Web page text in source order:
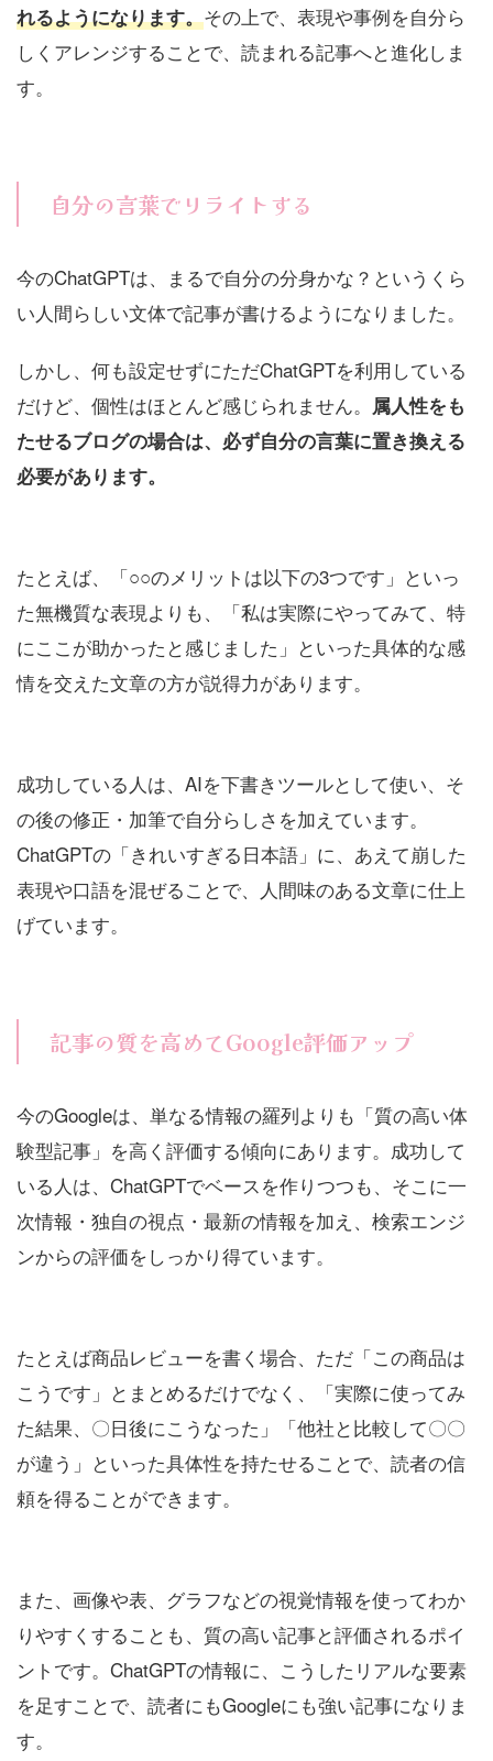
れるようになります。その上で、表現や事例を自分ら
しくアレンジすることで、読まれる記事へと進化しま
す。
自分の言葉でリライトする
今のChatGPTは、まるで自分の分身かな？というくら
い人間らしい文体で記事が書けるようになりました。
しかし、何も設定せずにただChatGPTを利用している
だけど、個性はほとんど感じられません。 属人性をも
たせるブログの場合は、必ず自分の言葉に置き換える
必要があります。
たとえば、「○○のメリットは以下の3つです」といっ
た無機質な表現よりも、「私は実際にやってみて、特
にここが助かったと感じました」といった具体的な感
情を交えた文章の方が説得力があります。
成功している人は、AIを下書きツールとして使い、そ
の後の修正・加筆で自分らしさを加えています。
ChatGPTの「きれいすぎる日本語」に、あえて崩した
表現や口語を混ぜることで、人間味のある文章に仕上
げています。
記事の質を高めてGoogle評価アップ
今のGoogleは、単なる情報の羅列よりも「質の高い体
験型記事」を高く評価する傾向にあります。成功して
いる人は、ChatGPTでベースを作りつつも、そこに一
次情報・独自の視点・最新の情報を加え、検索エンジ
ンからの評価をしっかり得ています。
たとえば商品レビューを書く場合、ただ「この商品は
こうです」とまとめるだけでなく、「実際に使ってみ
た結果、〇日後にこうなった」「他社と比較して〇〇
が違う」といった具体性を持たせることで、読者の信
頼を得ることができます。
また、画像や表、グラフなどの視覚情報を使ってわか
りやすくすることも、質の高い記事と評価されるポイ
ントです。ChatGPTの情報に、こうしたリアルな要素
を足すことで、読者にもGoogleにも強い記事になりま
す。